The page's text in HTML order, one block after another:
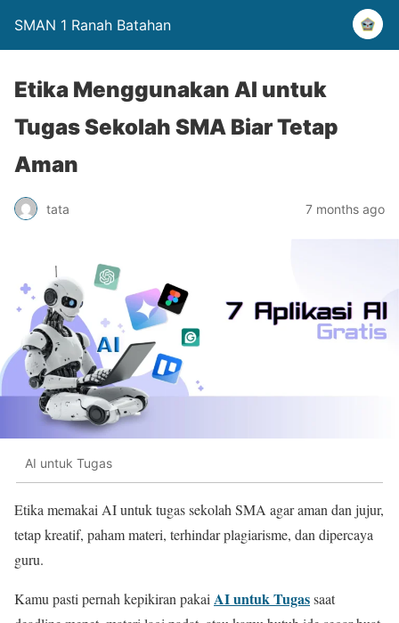
SMAN 1 Ranah Batahan
Etika Menggunakan AI untuk
Tugas Sekolah SMA Biar Tetap
Aman
tata 7 months ago
AI untuk Tugas
Etika memakai AI untuk tugas sekolah SMA agar aman dan jujur,
tetap kreatif, paham materi, terhindar plagiarisme, dan dipercaya
guru.
Kamu pasti pernah kepikiran pakai AI untuk Tugassaat